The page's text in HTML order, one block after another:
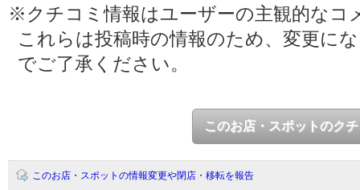
※クチコミ情報はユーザーの主観的なコ
これらは投稿時の情報のため、変更に
でご了承ください。
このお店・スポットのク
このお店・スポットの情報変更や閉店・移転を報告